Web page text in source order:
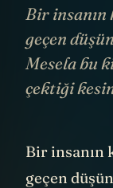
Bir insanın
geçen
Mesela bu
çektiği
Bir insanın
geçen